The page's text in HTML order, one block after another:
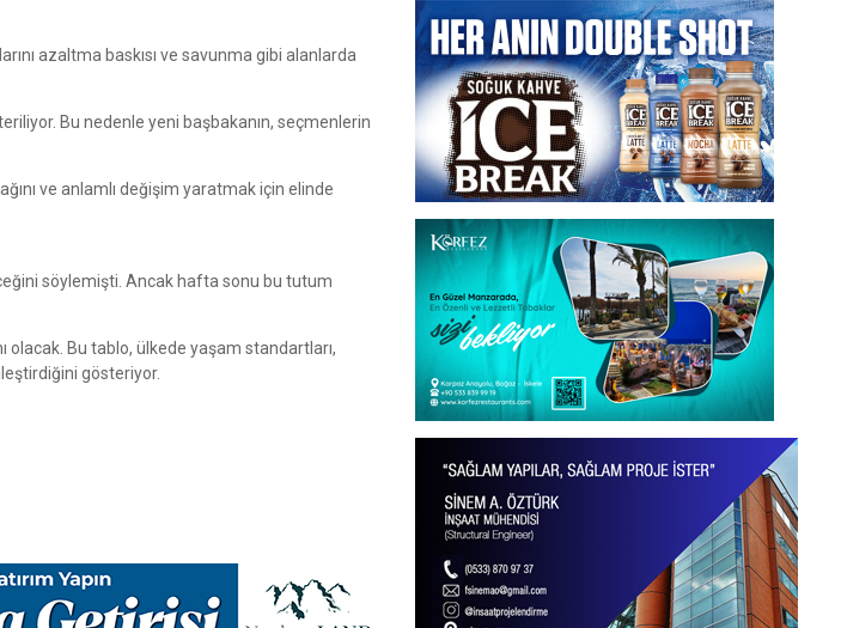
azaltma baskısı ve savunma gibi alanlarda
Bu nedenle yeni başbakanın, seçmenlerin
ve anlamlı değişim yaratmak için elinde
söylemişti. Ancak hafta sonu bu tutum
olacak. Bu tablo, ülkede yaşam standartları,
gösteriyor.